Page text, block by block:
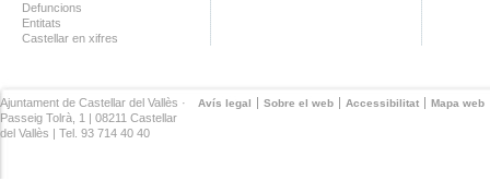
Defuncions
Entitats
Castellar en xifres
Avís legal Sobre el web Accessibilitat Mapa web
Ajuntament de Castellar del Vallès ·
Passeig Tolrà, 1 | 08211 Castellar
del Vallès | Tel. 93 714 40 40